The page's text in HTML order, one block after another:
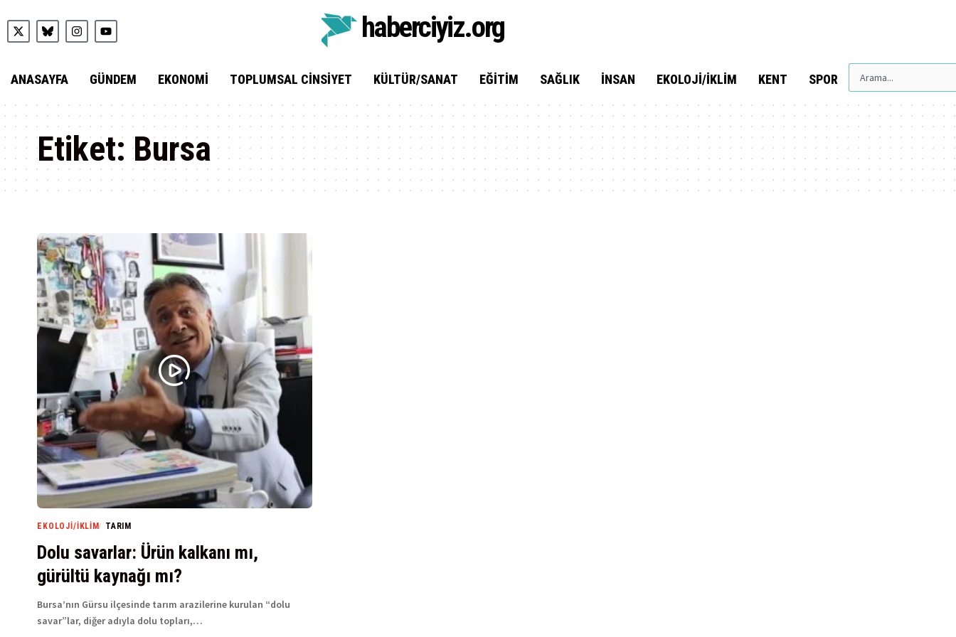
haberciyiz.org
ANASAYFA GÜNDEM EKONOMI TOPLUMSAL CINSIYET KÜLTÜR/SANAT EĞITIM SAĞLIK İNSAN EKOLOJI/İKLIM KENT SPOR
Etiket:Bursa
EKOLOJI/İKLIM TARIM
Dolu savarlar: Ürün kalkanı mı,
gürültü kaynağı mı?
Bursa’nın Gürsu ilçesinde tarım arazilerine kurulan “dolu
savar”lar, diğer adıyla dolu topları,…